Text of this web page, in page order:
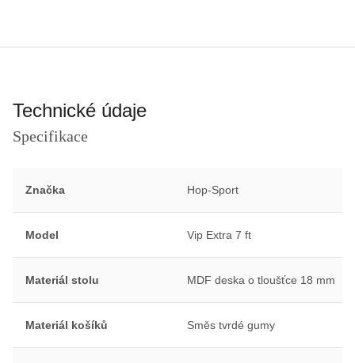
Technické údaje
Specifikace
Značka Hop-Sport
Model Vip Extra 7 ft
Materiál stolu MDF deska o tloušťce 18 mm
Materiál košíků Směs tvrdé gumy